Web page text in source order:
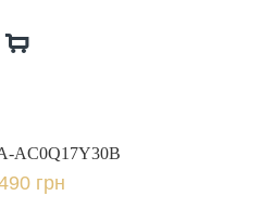
AC0Q17Y30B
грн